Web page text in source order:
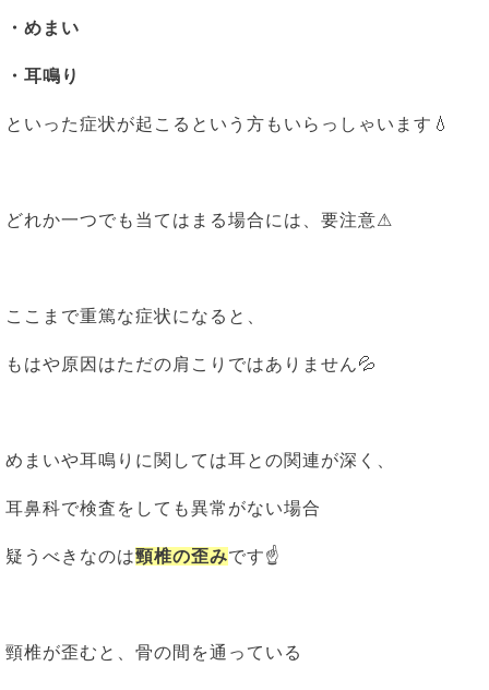
・めまい
・耳鳴り
といった症状が起こるという方もいらっしゃいます💧
どれか一つでも当てはまる場合には、要注意⚠
ここまで重篤な症状になると、
もはや原因はただの肩こりではありません💦
めまいや耳鳴りに関しては耳との関連が深く、
耳鼻科で検査をしても異常がない場合
疑うべきなのは頸椎の歪みです☝
頸椎が歪むと、骨の間を通っている